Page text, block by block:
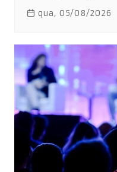
qua, 05/08/2026